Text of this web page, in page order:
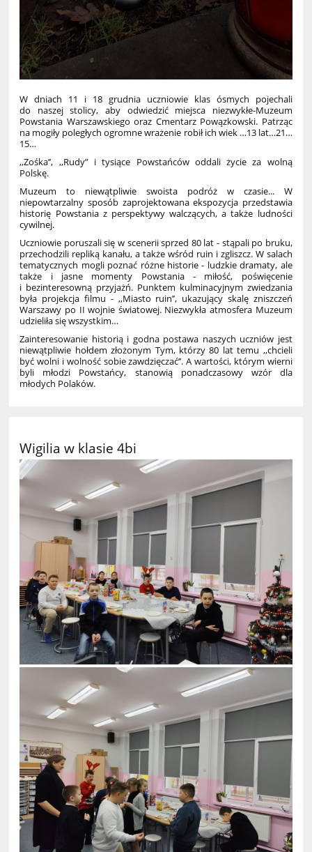
W dniach 11 i 18 grudnia uczniowie klas ósmych pojechali
do naszej stolicy, aby odwiedzić miejsca niezwykłe-Muzeum
Powstania Warszawskiego oraz Cmentarz Powązkowski. Patrząc
na mogiły poległych ogromne wrażenie robił ich wiek …13 lat…21…
15…
,,Zośka’’, ,,Rudy” i tysiące Powstańców oddali życie za wolną
Polskę.
Muzeum to niewątpliwie swoista podróż w czasie... W
niepowtarzalny sposób zaprojektowana ekspozycja przedstawia
historię Powstania z perspektywy walczących, a także ludności
cywilnej.
Uczniowie poruszali się w scenerii sprzed 80 lat - stąpali po bruku,
przechodzili repliką kanału, a także wśród ruin i zgliszcz. W salach
tematycznych mogli poznać różne historie - ludzkie dramaty, ale
także i jasne momenty Powstania - miłość, poświęcenie
i bezinteresowną przyjażń. Punktem kulminacyjnym zwiedzania
była projekcja filmu - ,,Miasto ruin’’, ukazujący skalę zniszczeń
Warszawy po II wojnie światowej. Niezwykła atmosfera Muzeum
udzieliła się wszystkim…
Zainteresowanie historią i godna postawa naszych uczniów jest
niewątpliwie hołdem złożonym Tym, którzy 80 lat temu ,,chcieli
być wolni i wolność sobie zawdzięczać’’. A wartości, którym wierni
byli młodzi Powstańcy, stanowią ponadczasowy wzór dla
młodych Polaków.
Wigilia w klasie 4bi